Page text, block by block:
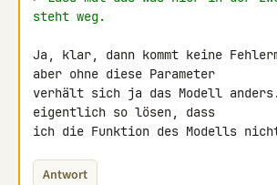
steht weg.
Ja, klar, dann kommt keine
aber ohne diese Parameter
verhält sich ja das Modell
eigentlich so lösen, dass
ich die Funktion des Modells
Antwort